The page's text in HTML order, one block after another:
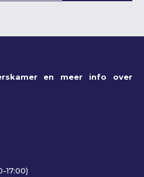
en meer info over
17:00)